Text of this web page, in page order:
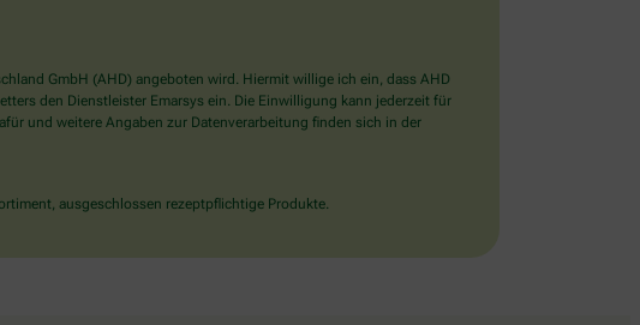
GmbH (AHD) angeboten wird. Hiermit willige ich ein, dass AHD
den Dienstleister Emarsys ein. Die Einwilligung kann jederzeit für
und weitere Angaben zur Datenverarbeitung finden sich in der
ausgeschlossen rezeptpflichtige Produkte.